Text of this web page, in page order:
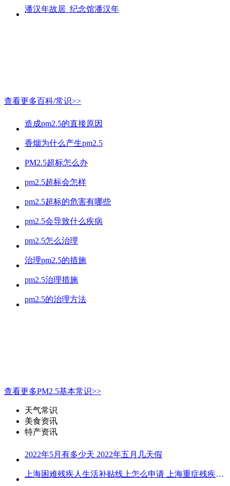
潘汉年故居_纪念馆潘汉年
查看更多百科/常识>>
造成pm2.5的直接原因
香烟为什么产生pm2.5
PM2.5超标怎么办
pm2.5超标会怎样
pm2.5超标的危害有哪些
pm2.5会导致什么疾病
pm2.5怎么治理
治理pm2.5的措施
pm2.5治理措施
pm2.5的治理方法
查看更多PM2.5基本常识>>
天气常识
美食资讯
特产资讯
2022年5月有多少天 2022年五月几天假
上海困难残疾人生活补贴线上怎么申请 上海重症残疾人护理补贴线上申请流程